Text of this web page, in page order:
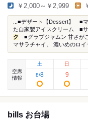
￥2,000～￥2,999
...■デザート【Dessert】 ■
た自家製アイスクリーム ■
ク ■グラブジャムン 甘さが
マサラチャイ。 濃いめのロイ
空席
情報
土
8/8
日
9
bills お台場